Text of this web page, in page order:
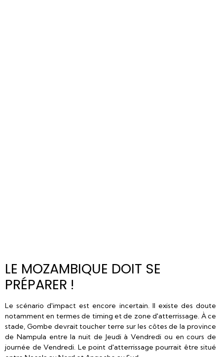
LE MOZAMBIQUE DOIT SE
PRÉPARER !
Le scénario d'impact est encore incertain. Il existe des doute
notamment en termes de timing et de zone d'atterrissage. À ce
stade, Gombe devrait toucher terre sur les côtes de la province
de Nampula entre la nuit de Jeudi à Vendredi ou en cours de
journée de Vendredi. Le point d'atterrissage pourrait être situé